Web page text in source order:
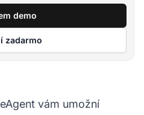
demo
zadarmo
vám umožní